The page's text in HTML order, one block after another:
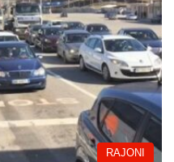
RAJONI